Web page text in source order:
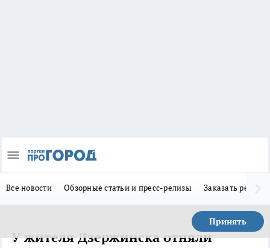
Все новости Обзорные статьи и пресс-релизы Заказать
Принять
У жителя Дзержинска отняли